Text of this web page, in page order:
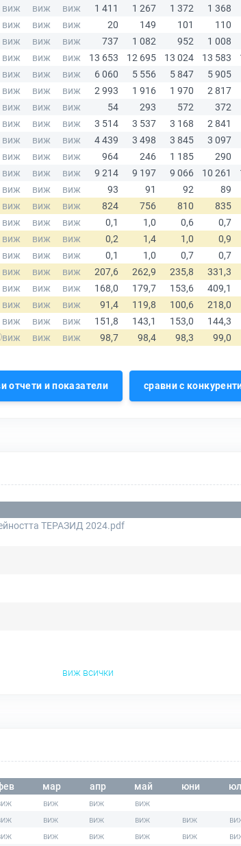
отчети и показатели сравни с
ТЕРАЗИД 2024.pdf
виж всички
мар апр май юни